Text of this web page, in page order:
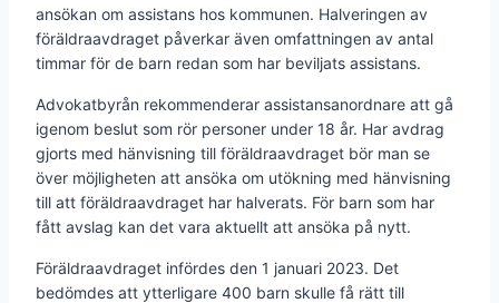
ansökan om assistans hos kommunen. Halveringen av
föräldraavdraget påverkar även omfattningen av antal
timmar för de barn redan som har beviljats assistans.
Advokatbyrån rekommenderar assistansanordnare att gå
igenom beslut som rör personer under 18 år. Har avdrag
gjorts med hänvisning till föräldraavdraget bör man se
över möjligheten att ansöka om utökning med hänvisning
till att föräldraavdraget har halverats. För barn som har
fått avslag kan det vara aktuellt att ansöka på nytt.
Föräldraavdraget infördes den 1 januari 2023. Det
bedömdes att ytterligare 400 barn skulle få rätt till